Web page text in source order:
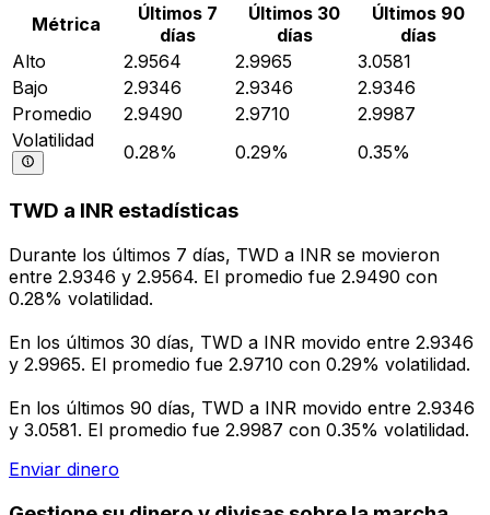
Métrica
Últimos 7
días
Últimos 30
días
Últimos 90
días
Alto
2.9564 2.9965
3.0581
Bajo
2.9346 2.9346
2.9346
Promedio
2.9490 2.9710
2.9987
Volatilidad
0.28% 0.29% 0.35%
TWD a INR estadísticas
Durante los últimos 7 días, TWD a INR se movieron
entre 2.9346 y 2.9564. El promedio fue 2.9490 con
0.28% volatilidad.
En los últimos 30 días, TWD a INR movido entre 2.9346
y 2.9965. El promedio fue 2.9710 con 0.29% volatilidad.
En los últimos 90 días, TWD a INR movido entre 2.9346
y 3.0581. El promedio fue 2.9987 con 0.35% volatilidad.
Enviar dinero